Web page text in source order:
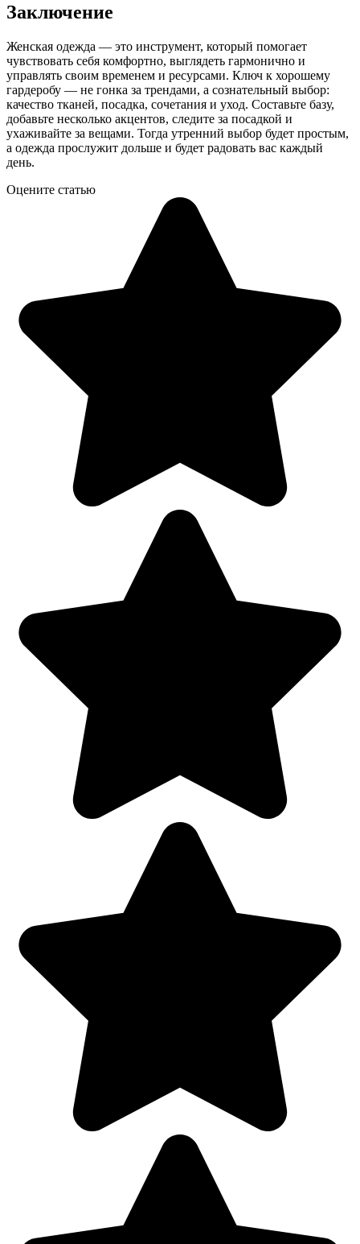
Заключение
Женская одежда — это инструмент, который помогает
чувствовать себя комфортно, выглядеть гармонично и
управлять своим временем и ресурсами. Ключ к хорошему
гардеробу — не гонка за трендами, а сознательный выбор:
качество тканей, посадка, сочетания и уход. Составьте базу,
добавьте несколько акцентов, следите за посадкой и
ухаживайте за вещами. Тогда утренний выбор будет простым,
а одежда прослужит дольше и будет радовать вас каждый
день.
Оцените статью